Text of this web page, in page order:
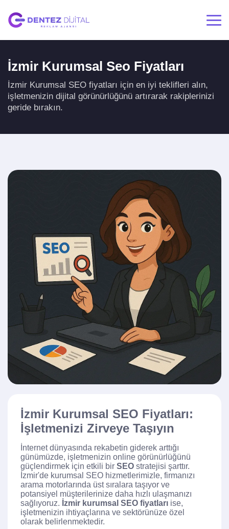
İzmir Kurumsal Seo Fiyatları
İzmir Kurumsal SEO fiyatları için en iyi teklifleri alın,
işletmenizin dijital görünürlüğünü artırarak rakiplerinizi
geride bırakın.
İzmir Kurumsal SEO Fiyatları:
İşletmenizi Zirveye Taşıyın
İnternet dünyasında rekabetin giderek arttığı
günümüzde, işletmenizin online görünürlüğünü
güçlendirmek için etkili bir SEO stratejisi şarttır.
İzmir'de kurumsal SEO hizmetlerimizle, firmanızı
arama motorlarında üst sıralara taşıyor ve
potansiyel müşterilerinize daha hızlı ulaşmanızı
sağlıyoruz. İzmir kurumsal SEO fiyatları ise,
işletmenizin ihtiyaçlarına ve sektörünüze özel
olarak belirlenmektedir.